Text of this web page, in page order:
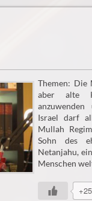
Themen: Die
aber alte
Israel darf
Mullah
Sohn des
Netanjahu,
Menschen
+25